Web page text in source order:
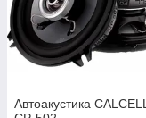
Автоакустика CALCELL